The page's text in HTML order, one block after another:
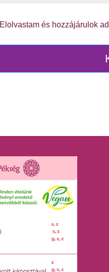
Elolvastam és hozzájárulok